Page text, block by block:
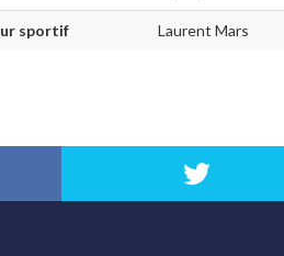
sportif Laurent Mars